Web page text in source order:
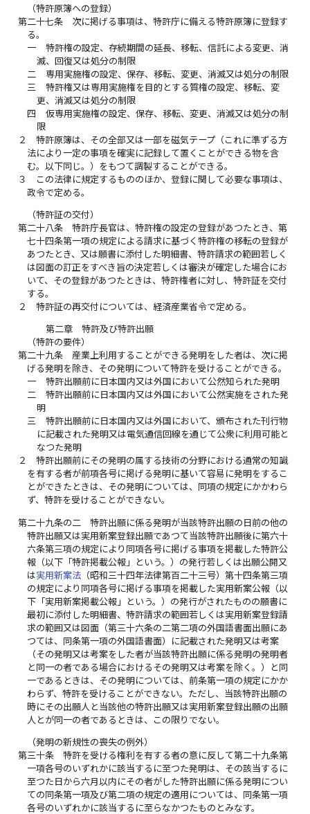
（特許原簿への登録）
第二十七条
次に掲げる事項は、特許庁に備える特許原簿に登録す
る。
一
特許権の設定、存続期間の延長、移転、信託による変更、消
滅、回復又は処分の制限
二
専用実施権の設定、保存、移転、変更、消滅又は処分の制限
三
特許権又は専用実施権を目的とする質権の設定、移転、変
更、消滅又は処分の制限
四
仮専用実施権の設定、保存、移転、変更、消滅又は処分の制
限
２
特許原簿は、その全部又は一部を磁気テープ（これに準ずる方
法により一定の事項を確実に記録して置くことができる物を含
む。以下同じ。）をもつて調製することができる。
３
この法律に規定するもののほか、登録に関して必要な事項は、
政令で定める。
（特許証の交付）
第二十八条
特許庁長官は、特許権の設定の登録があつたとき、第
七十四条第一項の規定による請求に基づく特許権の移転の登録が
あつたとき、又は願書に添付した明細書、特許請求の範囲若しく
は図面の訂正をすべき旨の決定若しくは審決が確定した場合にお
いて、その登録があつたときは、特許権者に対し、特許証を交付
する。
２
特許証の再交付については、経済産業省令で定める。
第二章 特許及び特許出願
（特許の要件）
第二十九条
産業上利用することができる発明をした者は、次に掲
げる発明を除き、その発明について特許を受けることができる。
一
特許出願前に日本国内又は外国において公然知られた発明
二
特許出願前に日本国内又は外国において公然実施をされた発
明
三
特許出願前に日本国内又は外国において、頒布された刊行物
に記載された発明又は電気通信回線を通じて公衆に利用可能と
なつた発明
２
特許出願前にその発明の属する技術の分野における通常の知識
を有する者が前項各号に掲げる発明に基いて容易に発明をするこ
とができたときは、その発明については、同項の規定にかかわら
ず、特許を受けることができない。
第二十九条の二
特許出願に係る発明が当該特許出願の日前の他の
特許出願又は実用新案登録出願であつて当該特許出願後に第六十
六条第三項の規定により同項各号に掲げる事項を掲載した特許公
報（以下「特許掲載公報」という。）の発行若しくは出願公開又
は実用新案法 （昭和三十四年法律第百二十三号）第十四条第三項
の規定により同項各号に掲げる事項を掲載した実用新案公報（以
下「実用新案掲載公報」という。）の発行がされたものの願書に
最初に添付した明細書、特許請求の範囲若しくは実用新案登録請
求の範囲又は図面（第三十六条の二第二項の外国語書面出願にあ
つては、同条第一項の外国語書面）に記載された発明又は考案
（その発明又は考案をした者が当該特許出願に係る発明の発明者
と同一の者である場合におけるその発明又は考案を除く。）と同
一であるときは、その発明については、前条第一項の規定にかか
わらず、特許を受けることができない。ただし、当該特許出願の
時にその出願人と当該他の特許出願又は実用新案登録出願の出願
人とが同一の者であるときは、この限りでない。
（発明の新規性の喪失の例外）
第三十条
特許を受ける権利を有する者の意に反して第二十九条第
一項各号のいずれかに該当するに至つた発明は、その該当するに
至つた日から六月以内にその者がした特許出願に係る発明につい
ての同条第一項及び第二項の規定の適用については、同条第一項
各号のいずれかに該当するに至らなかつたものとみなす。